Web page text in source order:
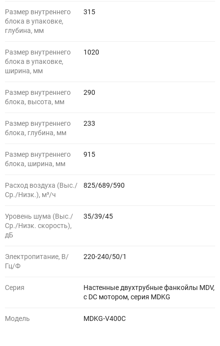
Размер внутреннего
блока в упаковке,
глубина, мм
315
Размер внутреннего
блока в упаковке,
ширина, мм
1020
Размер внутреннего
блока, высота, мм
290
Размер внутреннего
блока, глубина, мм
233
Размер внутреннего
блока, ширина, мм
915
Расход воздуха (Выс./
Ср./Низк.), м³/ч
825/689/590
Уровень шума (Выс./
Ср./Низк. скорость),
дБ
35/39/45
Электропитание, В/
Гц/Ф
220-240/50/1
Серия
Настенные двухтрубные фанкойлы MDV,
с DC мотором, серия MDKG
Модель MDKG-V400C